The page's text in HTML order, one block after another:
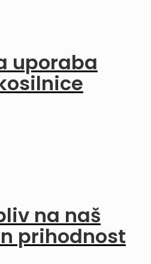
uporaba
na naš
prihodnost